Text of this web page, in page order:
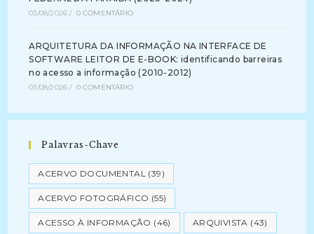
03/08/2026 / 0 COMENTÁRIO
ARQUITETURA DA INFORMAÇÃO NA INTERFACE DE
SOFTWARE LEITOR DE E-BOOK: identificando barreiras
no acesso a informação (2010-2012)
03/08/2026 / 0 COMENTÁRIO
Palavras-Chave
ACERVO DOCUMENTAL (39)
ACERVO FOTOGRÁFICO (55)
ACESSO À INFORMAÇÃO (46) ARQUIVISTA (43)